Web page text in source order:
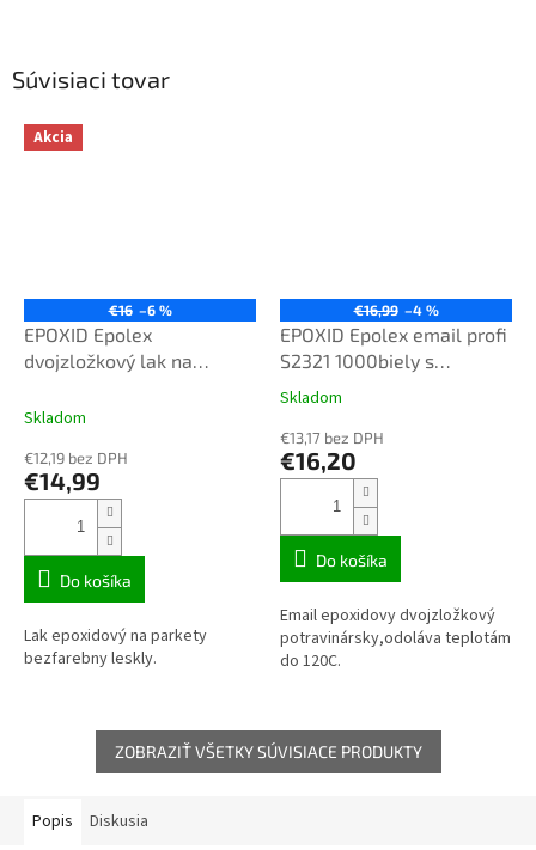
Súvisiaci tovar
Akcia
€16 –6 %
EPOXID Epolex
dvojzložkový lak na
0,84kg bezfarebný
Skladom
€12,19 bez DPH
€14,99
Do košíka
Lak epoxidový na parkety
bezfarebny leskly.
€16,99 –4 %
EPOXID Epolex email profi
S2321 1000biely s
tužidlom 0,94 kg
Priemerné
produktu
je
5
hviezdičiek.
Skladom
€13,17 bez DPH
€16,20
Do košíka
Email epoxidovy dvojzložkový
potravinársky,odoláva teplotám
do 120C.
ZOBRAZIŤ VŠETKY SÚVISIACE PRODUKTY
Popis Diskusia